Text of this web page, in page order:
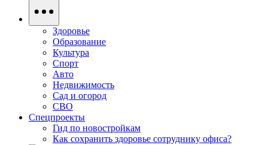
Здоровье
Образование
Культура
Спорт
Авто
Недвижимость
Сад и огород
СВО
Спецпроекты
Гид по новостройкам
Как сохранить здоровье сотруднику офиса?